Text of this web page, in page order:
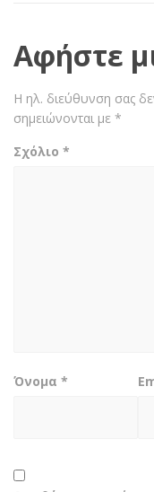
Αφήστε
Η ηλ. διεύθυνση σας
σημειώνονται με *
Σχόλιο *
Όνομα *